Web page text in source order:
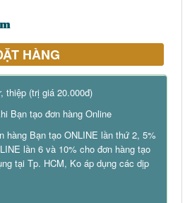
HÀNG
thiệp (trị giá 20.000đ)
Bạn tạo đơn hàng Online
hàng Bạn tạo ONLINE lần thứ 2, 5%
lần 6 và 10% cho đơn hàng tạo
tại Tp. HCM, Ko áp dụng các dịp